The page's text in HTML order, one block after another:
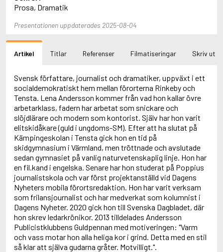
Adelborg, Ottilia
Adiga, Aravind
Adnan, Etel
Adolfsson, Evert
Adolfsson, Gunnar
Adolfsson, Josefine
Adolfsson, Maria
Adolphsen, Peter
Prosa, Dramatik
Presentationen uppdaterades 2025-08-04
Artikel Titlar Referenser Filmatiseringar Skriv ut
Svensk författare, journalist och dramatiker, uppväxt i ett
socialdemokratiskt hem mellan förorterna Rinkeby och
Tensta. Lena Andersson kommer från vad hon kallar övre
arbetarklass, fadern har arbetat som snickare och
slöjdlärare och modern som kontorist. Själv har hon varit
elitskidåkare (guld i ungdoms-SM). Efter att ha slutat på
Kämpingeskolan i Tensta gick hon en tid på
skidgymnasium i Värmland, men tröttnade och avslutade
sedan gymnasiet på vanlig naturvetenskaplig linje. Hon har
en fil.kand i engelska. Senare har hon studerat på Poppius
journalistskola och var först projektanställd vid Dagens
Nyheters mobila förortsredaktion. Hon har varit verksam
som frilansjournalist och har medverkat som kolumnist i
Dagens Nyheter. 2020 gick hon till Svenska Dagbladet, där
hon skrev ledarkrönikor. 2013 tilldelades Andersson
Publicistklubbens Guldpennan med motiveringen: "Varm
och vass motar hon alla heliga kor i grind. Detta med en stil
så klar att själva gudarna gråter. Motvilligt.".